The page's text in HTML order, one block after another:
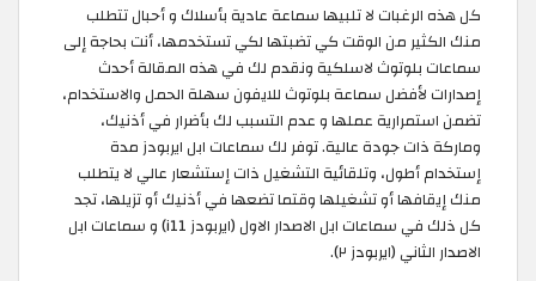
كل هذه الرغبات لا تلبيها سماعة عادية بأسلاك و أحبال تتطلب
منك الكثير من الوقت كي تضبتها لكي تستخدمها، أنت بحاجة إلى
سماعات بلوتوث لاسلكية ونقدم لك في هذه المقالة أحدث
إصدارات لأفضل سماعة بلوتوث للايفون سهلة الحمل والاستخدام،
تضمن استمرارية عملها و عدم التسبب لك بأضرار في أذنيك،
وماركة ذات جودة عالية. توفر لك سماعات ابل ايربودز مدة
إستخدام أطول، وتلقائية التشغيل ذات إستشعار عالي لا يتطلب
منك إيقافها أو تشغيلها وقتما تضعها في أذنيك أو تزيلها، تجد
كل ذلك في سماعات ابل الاصدار الاول (ايربودز i11) و سماعات ابل
الاصدار الثاني (ايربودز ٢).